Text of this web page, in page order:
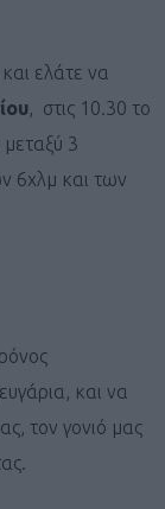
ελάτε να
, στις 10.30 το
μεταξύ 3
6χλμ και των
και να
τον γονιό μας